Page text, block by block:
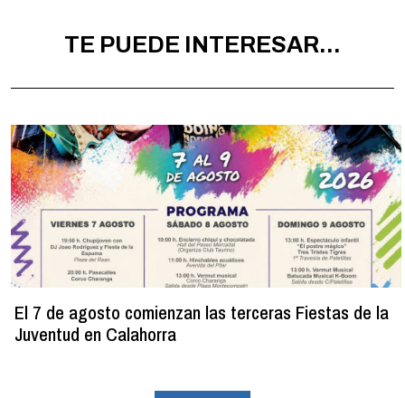
TE PUEDE INTERESAR...
El 7 de agosto comienzan las terceras Fiestas de la
Juventud en Calahorra